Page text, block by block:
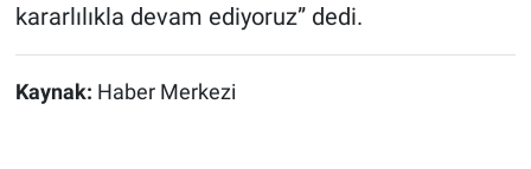
kararlılıkla devam ediyoruz” dedi.
Kaynak: Haber Merkezi